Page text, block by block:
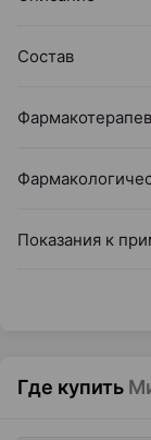
Состав
Показания к
Где купить